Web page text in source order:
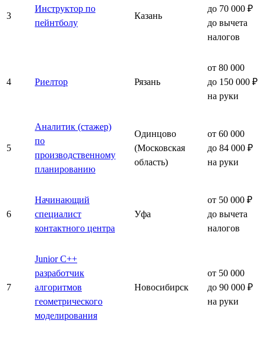
3
Инструктор по
пейнтболу
Казань
до 70 000 ₽
до вычета
налогов
4 Риелтор Рязань
от 80 000
до 150 000 ₽
на руки
5
Аналитик (стажер)
по
производственному
планированию
Одинцово
(Московская
область)
от 60 000
до 84 000 ₽
на руки
6
Начинающий
специалист
контактного центра
Уфа
от 50 000 ₽
до вычета
налогов
7
Junior C++
разработчик
алгоритмов
геометрического
моделирования
Новосибирск
от 50 000
до 90 000 ₽
на руки